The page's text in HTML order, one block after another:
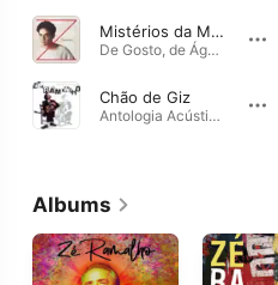
Mistérios da Meia Noite
De Gosto, de Água e de Amigos (Versão com Faixas Bônus) · 1985
Chão de Giz
Antologia Acústica · 1997
Albums